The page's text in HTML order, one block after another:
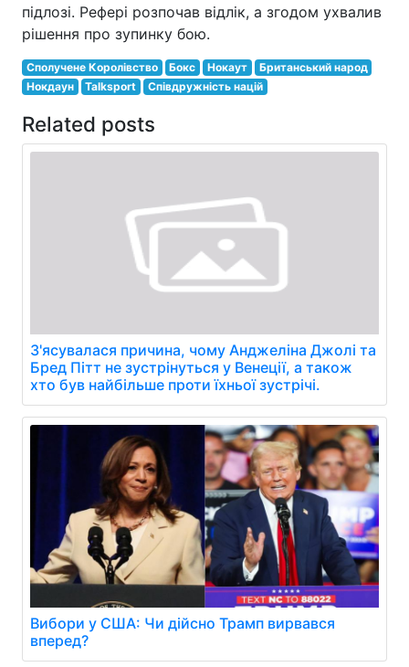
підлозі. Рефері розпочав відлік, а згодом ухвалив
рішення про зупинку бою.
Сполучене Королівство Бокс Нокаут
Британський народ
Нокдаун
Talksport Співдружність націй
Related posts
З'ясувалася причина, чому Анджеліна Джолі та
Бред Пітт не зустрінуться у Венеції, а також
хто був найбільше проти їхньої зустрічі.
Вибори у США: Чи дійсно Трамп вирвався
вперед?